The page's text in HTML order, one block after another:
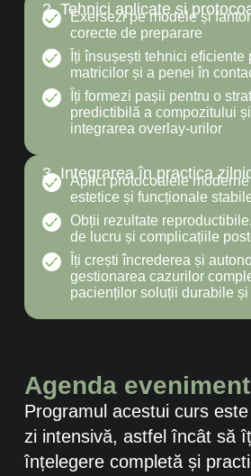
2. Tehnici aplicate și
Exersezi pe modele și
corecte de preparare
Îți însușești tehnici eficiente
matricilor și a penei în
Îți formezi pașii pentru o
predictibilă a compozitului
integrarea overlay-urilor
3. Integrarea în practica
Aplici protocoalele
estetice și funcționale
Obții rezultate
de lucru și complicațiile
Îți crești încrederea și
gestionarea cazurilor
pacienților soluții durabile și
Agenda
Programul acestui curs
zi intensivă, astfel încât să
înțelegere completă și